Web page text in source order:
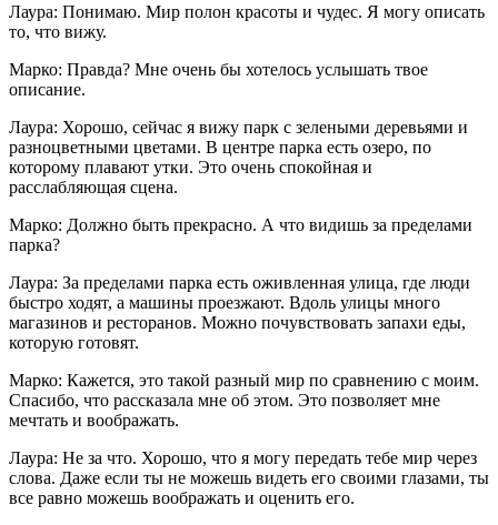
Лаура: Понимаю. Мир полон красоты и чудес. Я могу описать
то, что вижу.
Марко: Правда? Мне очень бы хотелось услышать твое
описание.
Лаура: Хорошо, сейчас я вижу парк с зелеными деревьями и
разноцветными цветами. В центре парка есть озеро, по
которому плавают утки. Это очень спокойная и
расслабляющая сцена.
Марко: Должно быть прекрасно. А что видишь за пределами
парка?
Лаура: За пределами парка есть оживленная улица, где люди
быстро ходят, а машины проезжают. Вдоль улицы много
магазинов и ресторанов. Можно почувствовать запахи еды,
которую готовят.
Марко: Кажется, это такой разный мир по сравнению с моим.
Спасибо, что рассказала мне об этом. Это позволяет мне
мечтать и воображать.
Лаура: Не за что. Хорошо, что я могу передать тебе мир через
слова. Даже если ты не можешь видеть его своими глазами, ты
все равно можешь воображать и оценить его.